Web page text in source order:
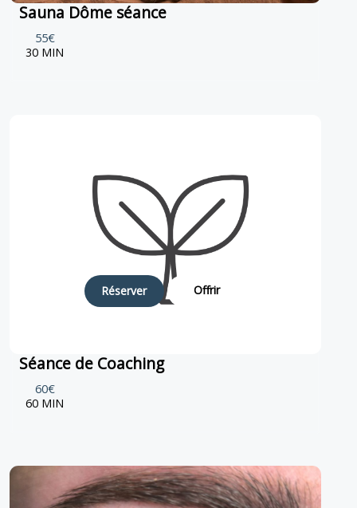
Sauna Dôme séance
55€
30 MIN
Réserver Offrir
Séance de Coaching
60€
60 MIN